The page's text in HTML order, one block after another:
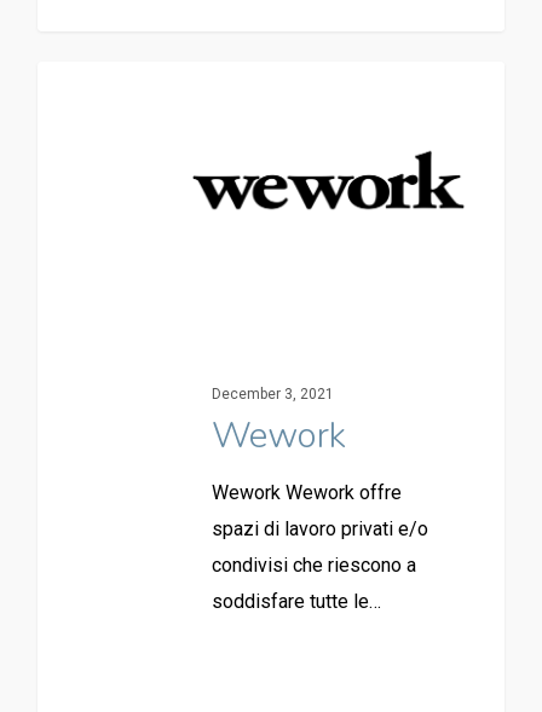
December 3, 2021
Wework
Wework Wework offre
spazi di lavoro privati e/o
condivisi che riescono a
soddisfare tutte le…